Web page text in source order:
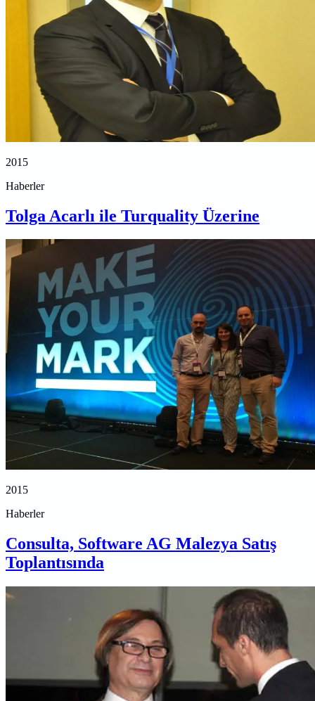
2015
Haberler
Tolga Acarlı ile Turquality Üzerine
2015
Haberler
Consulta, Software AG Malezya Satış
Toplantısında